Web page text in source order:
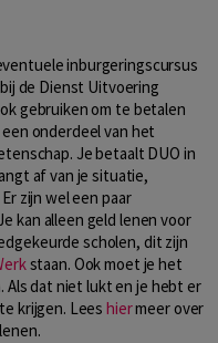
inburgeringscursus
de Dienst Uitvoering
gebruiken om te betalen
onderdeel van het
Je betaalt DUO in
af van je situatie,
zijn wel een paar
kan alleen geld lenen voor
scholen, dit zijn
staan. Ook moet je het
Als dat niet lukt en je hebt er
krijgen. Leeshiermeer over